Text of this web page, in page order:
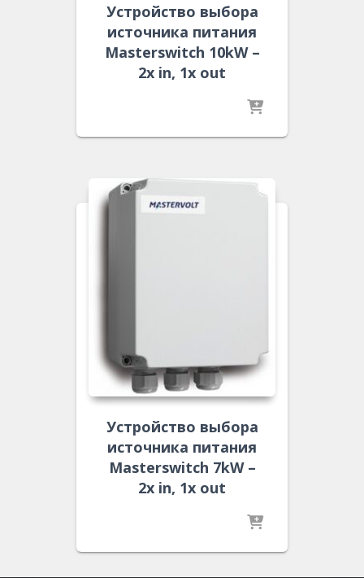
Устройство выбора
источника питания
Masterswitch 10kW –
2x in, 1x out
Устройство выбора
источника питания
Masterswitch 7kW –
2x in, 1x out